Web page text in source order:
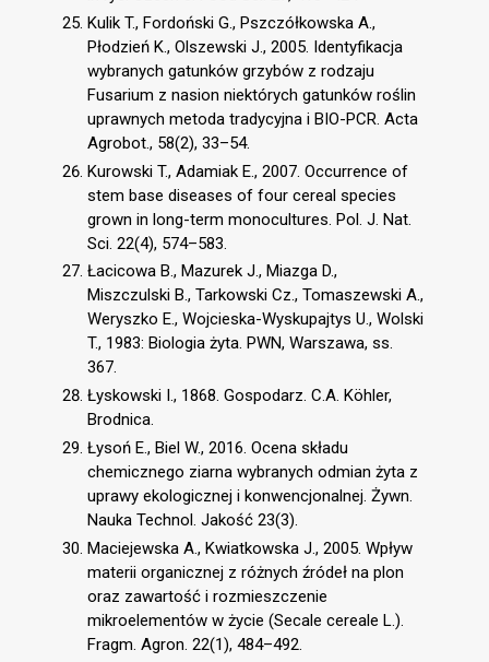
Kulik T., Fordoński G., Pszczółkowska A.,
Płodzień K., Olszewski J., 2005. Identyfikacja
wybranych gatunków grzybów z rodzaju
Fusarium z nasion niektórych gatunków roślin
uprawnych metoda tradycyjna i BIO-PCR. Acta
Agrobot., 58(2), 33–54.
Kurowski T., Adamiak E., 2007. Occurrence of
stem base diseases of four cereal species
grown in long-term monocultures. Pol. J. Nat.
Sci. 22(4), 574–583.
Łacicowa B., Mazurek J., Miazga D.,
Miszczulski B., Tarkowski Cz., Tomaszewski A.,
Weryszko E., Wojcieska-Wyskupajtys U., Wolski
T., 1983: Biologia żyta. PWN, Warszawa, ss.
367.
Łyskowski I., 1868. Gospodarz. C.A. Köhler,
Brodnica.
Łysoń E., Biel W., 2016. Ocena składu
chemicznego ziarna wybranych odmian żyta z
uprawy ekologicznej i konwencjonalnej. Żywn.
Nauka Technol. Jakość 23(3).
Maciejewska A., Kwiatkowska J., 2005. Wpływ
materii organicznej z różnych źródeł na plon
oraz zawartość i rozmieszczenie
mikroelementów w życie (Secale cereale L.).
Fragm. Agron. 22(1), 484–492.